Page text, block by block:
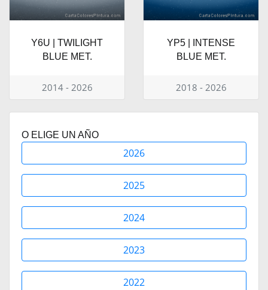
Y6U | TWILIGHT
BLUE MET.
2014 - 2026
YP5 | INTENSE
BLUE MET.
2018 - 2026
O ELIGE UN AÑO
2026
2025
2024
2023
2022